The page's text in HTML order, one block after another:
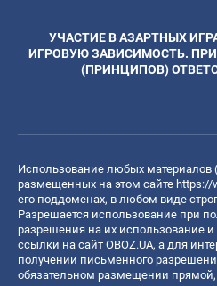
УЧАСТИЕ В АЗАРТНЫХ
ИГРОВУЮ ЗАВИСИМОСТЬ.
(ПРИНЦИПОВ)
Использование любых материалов
размещенных на этом сайте https://
его поддоменах, в любом виде
Разрешается использование при
разрешения на их использование
ссылки на сайт OBOZ.UA, а для
получении письменного
обязательном размещении